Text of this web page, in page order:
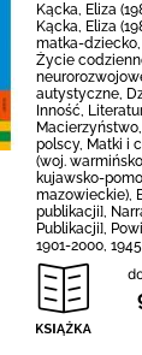
Kącka, Eliza
Kącka, Eliza
matka-
Życie
autystyczne,
Inność,
polscy, Matki i
(woj.
kujawsko-
mazowieckie),
publikacji],
Publikacji],
1901-2000,